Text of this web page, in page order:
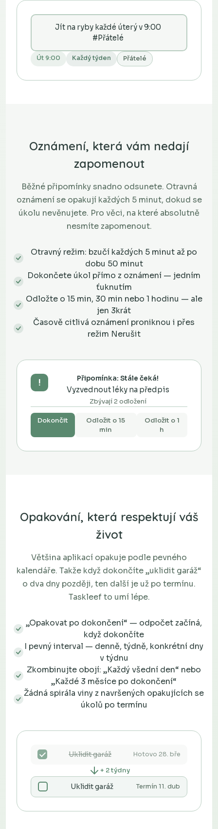
Jít na ryby každé úterý v 9:00
#Přátelé
Út 9:00 Každý týden Přátelé
Oznámení, která vám nedají
zapomenout
Běžné připomínky snadno odsunete. Otravná
oznámení se opakují každých 5 minut, dokud se
úkolu nevěnujete. Pro věci, na které absolutně
nesmíte zapomenout.
Otravný režim: bzučí každých 5 minut až po
dobu 50 minut
Dokončete úkol přímo z oznámení — jedním
ťuknutím
Odložte o 15 min, 30 min nebo 1 hodinu — ale
jen 3krát
Časově citlivá oznámení proniknou i přes
režim Nerušit
! Připomínka: Stále čeká!
Vyzvednout léky na předpis
Zbývají 2 odložení
Dokončit
Odložit o 15
min
Odložit o 1
h
Opakování, která respektují váš
život
Většina aplikací opakuje podle pevného
kalendáře. Takže když dokončíte „uklidit garáž“
o dva dny později, ten další je už po termínu.
Taskleef to umí lépe.
„Opakovat po dokončení“ — odpočet začíná,
když dokončíte
I pevný interval — denně, týdně, konkrétní dny
v týdnu
Zkombinujte obojí: „Každý všední den“ nebo
„Každé 3 měsíce po dokončení“
Žádná spirála viny z navršených opakujících se
úkolů po termínu
Uklidit garáž Hotovo 28. bře
+ 2 týdny
Uklidit garáž Termín 11. dub